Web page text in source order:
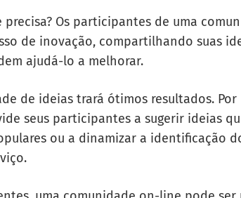
Os participantes de uma
de inovação, compartilhando suas
ajudá-lo a melhorar.
de ideias trará ótimos resultados. Por
seus participantes a sugerir ideias
ou a dinamizar a identificação